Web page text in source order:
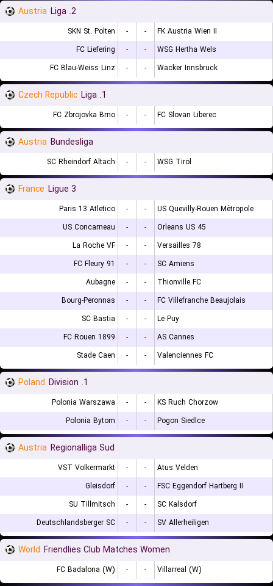
Austria 2. Liga
SKN St. Polten - -
FK Austria Wien II
FC Liefering
- -
WSG Hertha Wels
FC Blau-Weiss Linz
- - Wacker Innsbruck
Czech Republic 1. Liga
FC Zbrojovka Brno - - FC Slovan Liberec
Austria Bundesliga
SC Rheindorf Altach - - WSG Tirol
France Ligue 3
Paris 13 Atletico - -
US Quevilly-Rouen Métropole
US Concarneau
- -
Orleans US 45
La Roche VF
- -
Versailles 78
FC Fleury 91
- -
SC Amiens
Aubagne
- -
Thionville FC
Bourg-Peronnas
- -
FC Villefranche Beaujolais
SC Bastia
- -
Le Puy
FC Rouen 1899
- -
AS Cannes
Stade Caen
- - Valenciennes FC
Poland 1. Division
Polonia Warszawa - -
KS Ruch Chorzow
Polonia Bytom
- - Pogon Siedlce
Austria Regionalliga Sud
VST Volkermarkt - -
Atus Velden
Gleisdorf
- -
FSC Eggendorf Hartberg II
SU Tillmitsch
- -
SC Kalsdorf
Deutschlandsberger SC
- - SV Allerheiligen
World Friendlies Club Matches Women
FC Badalona (W) - - Villarreal (W)